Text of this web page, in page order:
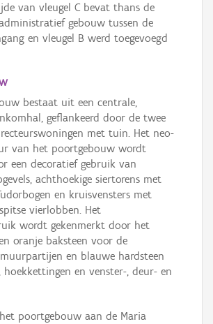
van vleugel C bevat thans de
gebouw tussen de
en vleugel B werd toegevoegd
bestaat uit een centrale,
geflankeerd door de twee
met tuin. Het neo-
van het poortgebouw wordt
een decoratief gebruik van
achthoekige siertorens met
en kruisvensters met
vierlobben. Het
wordt gekenmerkt door het
oranje baksteen voor de
en blauwe hardsteen
en venster-, deur- en
poortgebouw aan de Maria